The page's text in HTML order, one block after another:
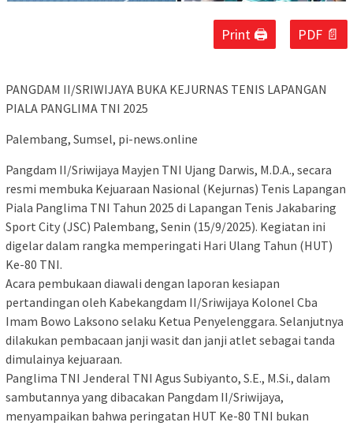
Print 🖨 PDF 📄
PANGDAM II/SRIWIJAYA BUKA KEJURNAS TENIS LAPANGAN
PIALA PANGLIMA TNI 2025
Palembang, Sumsel, pi-news.online
Pangdam II/Sriwijaya Mayjen TNI Ujang Darwis, M.D.A., secara
resmi membuka Kejuaraan Nasional (Kejurnas) Tenis Lapangan
Piala Panglima TNI Tahun 2025 di Lapangan Tenis Jakabaring
Sport City (JSC) Palembang, Senin (15/9/2025). Kegiatan ini
digelar dalam rangka memperingati Hari Ulang Tahun (HUT)
Ke-80 TNI.
Acara pembukaan diawali dengan laporan kesiapan
pertandingan oleh Kabekangdam II/Sriwijaya Kolonel Cba
Imam Bowo Laksono selaku Ketua Penyelenggara. Selanjutnya
dilakukan pembacaan janji wasit dan janji atlet sebagai tanda
dimulainya kejuaraan.
Panglima TNI Jenderal TNI Agus Subiyanto, S.E., M.Si., dalam
sambutannya yang dibacakan Pangdam II/Sriwijaya,
menyampaikan bahwa peringatan HUT Ke-80 TNI bukan